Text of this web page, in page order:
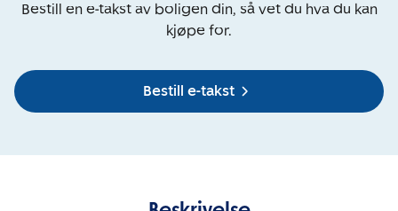
Bestill en e-takst av boligen din, så vet du hva du kan
kjøpe for.
Bestill e-takst